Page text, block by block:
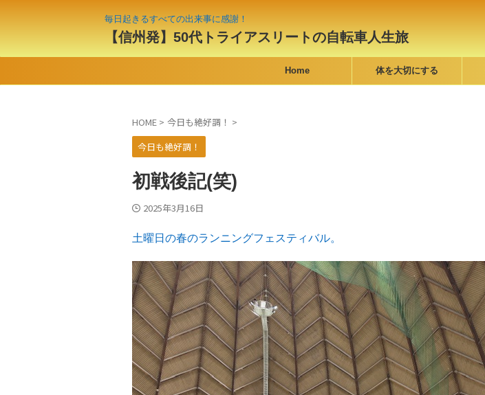
毎日起きるすべての出来事に感謝！
【信州発】50代トライアスリートの自転車人生旅
Home 体を大切にする
HOME > 今日も絶好調！ >
今日も絶好調！
初戦後記(笑)
2025年3月16日
土曜日の春のランニングフェスティバル。